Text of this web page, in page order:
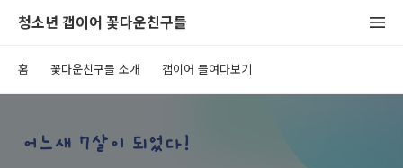
청소년 갭이어 꽃다운친구들
홈 꽃다운친구들 소개 갭이어 들여다보기